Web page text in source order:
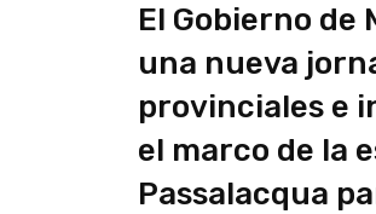
El Gobierno de
una nueva
provinciales e
el marco de la
Passalacqua